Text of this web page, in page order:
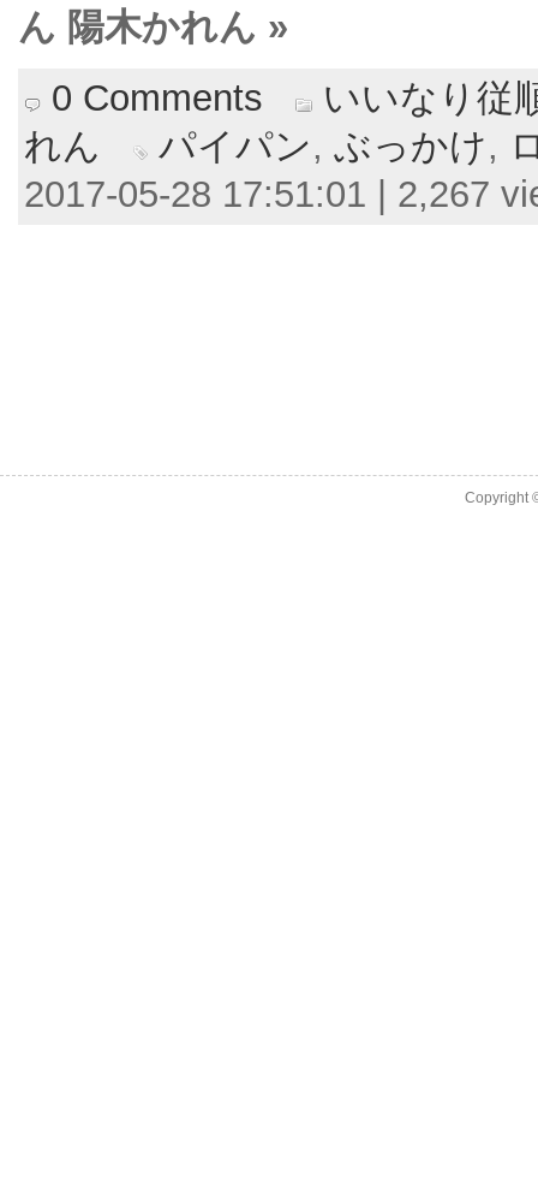
ん 陽木かれん »
0 Comments
いいなり従
れん
パイパン, ぶっかけ,
2017-05-28 17:51:01 | 2,267
Copyright